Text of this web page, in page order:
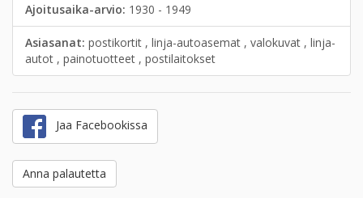
Ajoitusaika-arvio: 1930 - 1949
Asiasanat: postikortit , linja-autoasemat , valokuvat , linja-
autot , painotuotteet , postilaitokset
Jaa Facebookissa
Anna palautetta